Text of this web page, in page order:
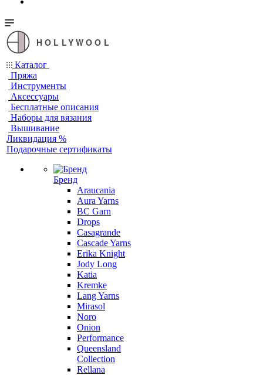
HOLLYWOOL
Каталог
Пряжа
Инструменты
Аксессуары
Бесплатные описания
Наборы для вязания
Вышивание
Ликвидация %
Подарочные сертификаты
Бренд
Araucania
Aura Yarns
BC Garn
Drops
Casagrande
Cascade Yarns
Erika Knight
Jody Long
Katia
Kremke
Lang Yarns
Mirasol
Noro
Onion
Performance
Queensland
Collection
Rellana